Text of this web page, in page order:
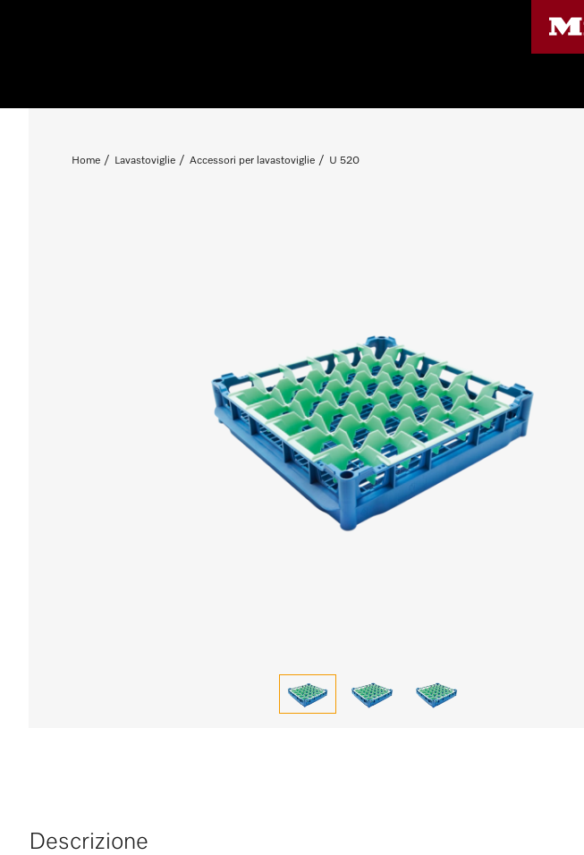
Home Lavastoviglie Accessori per lavastoviglie U 520
Descrizione